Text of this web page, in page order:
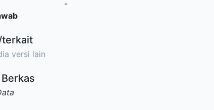
-
terkait
versi lain